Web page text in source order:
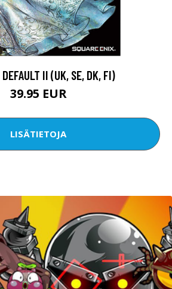
DEFAULT II (UK, SE, DK, FI)
39.95 EUR
LISÄTIETOJA